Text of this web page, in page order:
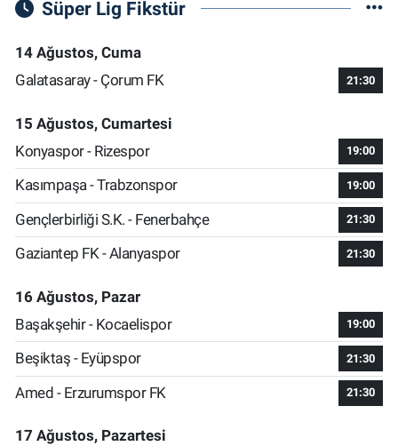
Süper Lig Fikstür
14 Ağustos, Cuma
Galatasaray - Çorum FK
21:30
15 Ağustos, Cumartesi
Konyaspor - Rizespor
19:00
Kasımpaşa - Trabzonspor 19:00
Gençlerbirliği S.K. - Fenerbahçe 21:30
Gaziantep FK - Alanyaspor 21:30
16 Ağustos, Pazar
Başakşehir - Kocaelispor
19:00
Beşiktaş - Eyüpspor 21:30
Amed - Erzurumspor FK 21:30
17 Ağustos, Pazartesi